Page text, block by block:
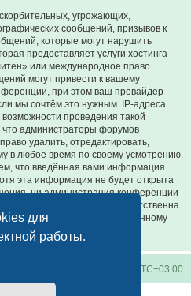
для
работы.
угрожающих,
сообщений, призывов к
которые могут нарушить
предоставляет услуги хостинга
или международное право.
могут привести к вашему
при этом ваш провайдер
мы сочтём это нужным. IP-адреса
проведения такой
что администраторы форумов
удалить, отредактировать,
в любое время по своему усмотрению.
что введённая вами информация
эта информация не будет открыта
ни администрация конференции
Limited не может быть ответственна
привести к несанкционированному
UTC+03:00